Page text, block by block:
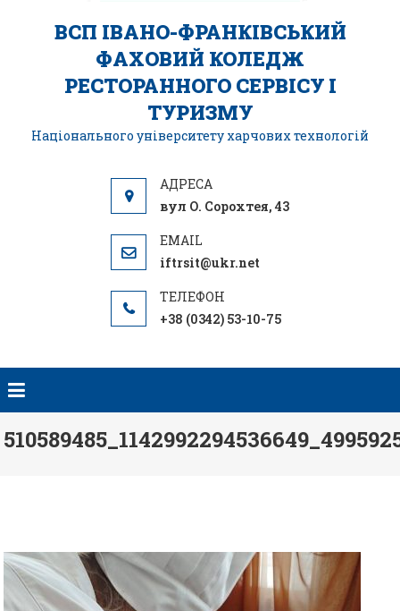
ВСП ІВАНО-ФРАНКІВСЬКИЙ
ФАХОВИЙ КОЛЕДЖ
РЕСТОРАННОГО СЕРВІСУ І
ТУРИЗМУ
Національного університету харчових технологій
вул О. Сорохтея, 43
iftrsit@ukr.net
+38 (0342) 53-10-75